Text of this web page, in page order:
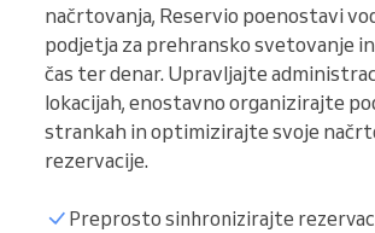
načrtovanja, Reservio poenostavi
podjetja za prehransko svetovanje
čas ter denar. Upravljajte
lokacijah, enostavno organizirajte
strankah in optimizirajte svoje
rezervacije.
Preprosto sinhronizirajte